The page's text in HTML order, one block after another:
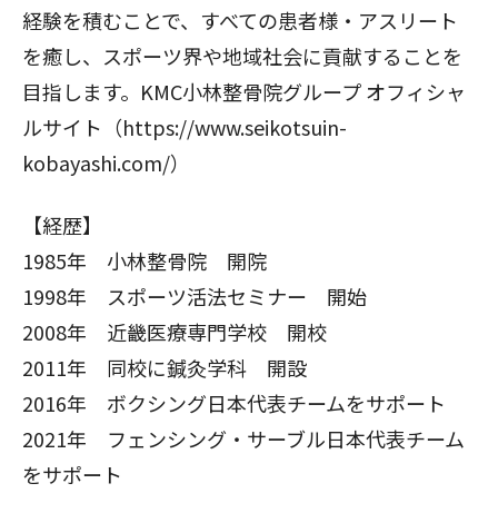
経験を積むことで、すべての患者様・アスリート
を癒し、スポーツ界や地域社会に貢献することを
目指します。KMC小林整骨院グループ オフィシャ
ルサイト（https://www.seikotsuin-
kobayashi.com/）
【経歴】
1985年 小林整骨院 開院
1998年 スポーツ活法セミナー 開始
2008年 近畿医療専門学校 開校
2011年 同校に鍼灸学科 開設
2016年 ボクシング日本代表チームをサポート
2021年 フェンシング・サーブル日本代表チーム
をサポート